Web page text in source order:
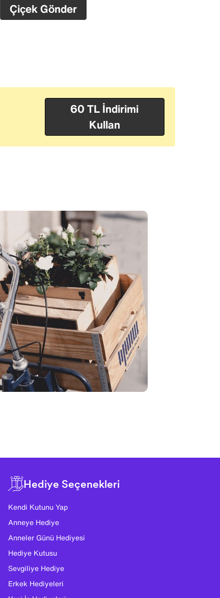
Çiçek Gönder
60 TL İndirimi
Kullan
Hediye Seçenekleri
Kendi Kutunu Yap
Anneye Hediye
Anneler Günü Hediyesi
Hediye Kutusu
Sevgiliye Hediye
Erkek Hediyeleri